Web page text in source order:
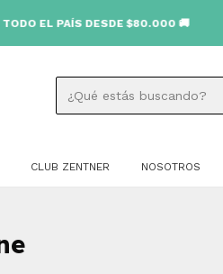
DESDE $80.000 🚚
CLUB ZENTNER NOSOTROS